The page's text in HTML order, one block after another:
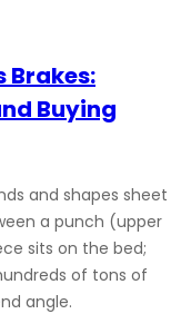
Brakes:
Buying
and shapes sheet
a punch (upper
sits on the bed;
of tons of
angle.